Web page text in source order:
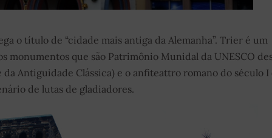
o título de “cidade mais antiga da Alemanha”. Trier é um
monumentos que são Patrimônio Munidal da UNESCO
Antiguidade Clássica) e o anfiteattro romano do século I
de lutas de gladiadores.